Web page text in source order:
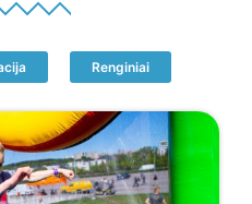
Renginiai